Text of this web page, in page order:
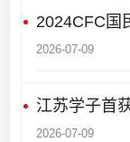
2024CFC国
2026-07-09
江苏学子首
2026-07-09